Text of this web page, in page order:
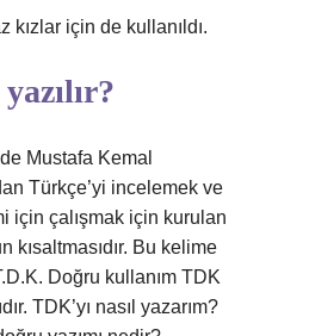
kızlar için de kullanıldı.
Mustafa Kemal
Türkçe’yi incelemek ve
için çalışmak için kurulan
kısaltmasıdır. Bu kelime
Doğru kullanım TDK
TDK’yı nasıl yazarım?